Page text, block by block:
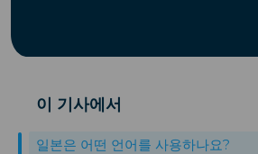
이 기사에서
일본은 어떤 언어를 사용하나요?